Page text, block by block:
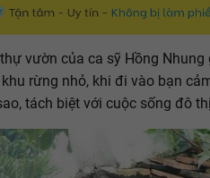
vườn của ca sỹ Hồng
rừng nhỏ, khi đi vào bạn
tách biệt với cuộc sống đô